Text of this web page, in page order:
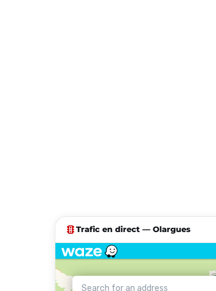
traffic Trafic en direct — Olargues